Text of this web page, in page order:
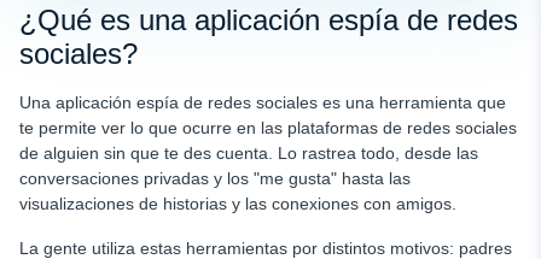
¿Qué es una aplicación espía de redes
sociales?
Una aplicación espía de redes sociales es una herramienta que
te permite ver lo que ocurre en las plataformas de redes sociales
de alguien sin que te des cuenta. Lo rastrea todo, desde las
conversaciones privadas y los "me gusta" hasta las
visualizaciones de historias y las conexiones con amigos.
La gente utiliza estas herramientas por distintos motivos: padres